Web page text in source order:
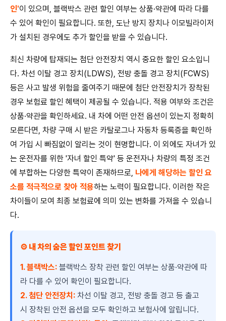
인'이 있으며, 블랙박스 관련 할인 여부는 상품·약관에 따라 다를
수 있어 확인이 필요합니다. 또한, 도난 방지 장치나 이모빌라이저
가 설치된 경우에도 추가 할인을 받을 수 있습니다.
최신 차량에 탑재되는 첨단 안전장치 역시 중요한 할인 요소입니
다. 차선 이탈 경고 장치(LDWS), 전방 충돌 경고 장치(FCWS)
등은 사고 발생 위험을 줄여주기 때문에 첨단 안전장치가 장착된
경우 보험료 할인 혜택이 제공될 수 있습니다. 적용 여부와 조건은
상품·약관을 확인하세요. 내 차에 어떤 안전 옵션이 있는지 정확히
모른다면, 차량 구매 시 받은 카탈로그나 자동차 등록증을 확인하
여 가입 시 빠짐없이 알리는 것이 현명합니다. 이 외에도 자녀가 있
는 운전자를 위한 '자녀 할인 특약' 등 운전자나 차량의 특정 조건
에 부합하는 다양한 특약이 존재하므로, 나에게 해당하는 할인 요
소를 적극적으로 찾아 적용하는 노력이 필요합니다. 이러한 작은
차이들이 모여 최종 보험료에 의미 있는 변화를 가져올 수 있습니
다.
⚙️ 내 차의 숨은 할인 포인트 찾기
1. 블랙박스: 블랙박스 장착 관련 할인 여부는 상품·약관에 따
라 다를 수 있어 확인이 필요합니다.
2. 첨단 안전장치: 차선 이탈 경고, 전방 충돌 경고 등 출고
시 장착된 안전 옵션을 모두 확인하고 보험사에 알립니다.